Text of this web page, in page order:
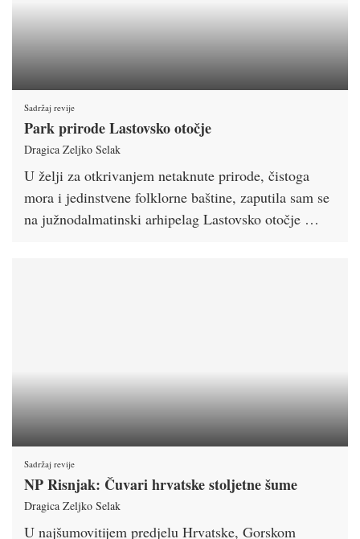
Sadržaj revije
Park prirode Lastovsko otočje
Dragica Zeljko Selak
U želji za otkrivanjem netaknute prirode, čistoga
mora i jedinstvene folklorne baštine, zaputila sam se
na južnodalmatinski arhipelag Lastovsko otočje …
Sadržaj revije
NP Risnjak: Čuvari hrvatske stoljetne šume
Dragica Zeljko Selak
U najšumovitijem predjelu Hrvatske, Gorskom